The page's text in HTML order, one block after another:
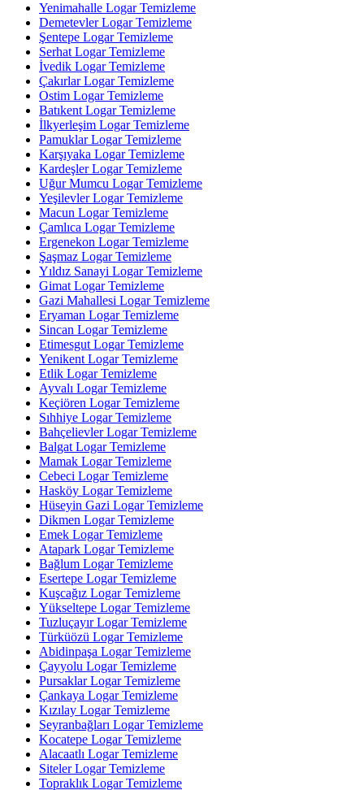
Yenimahalle Logar Temizleme
Demetevler Logar Temizleme
Şentepe Logar Temizleme
Serhat Logar Temizleme
İvedik Logar Temizleme
Çakırlar Logar Temizleme
Ostim Logar Temizleme
Batıkent Logar Temizleme
İlkyerleşim Logar Temizleme
Pamuklar Logar Temizleme
Karşıyaka Logar Temizleme
Kardeşler Logar Temizleme
Uğur Mumcu Logar Temizleme
Yeşilevler Logar Temizleme
Macun Logar Temizleme
Çamlıca Logar Temizleme
Ergenekon Logar Temizleme
Şaşmaz Logar Temizleme
Yıldız Sanayi Logar Temizleme
Gimat Logar Temizleme
Gazi Mahallesi Logar Temizleme
Eryaman Logar Temizleme
Sincan Logar Temizleme
Etimesgut Logar Temizleme
Yenikent Logar Temizleme
Etlik Logar Temizleme
Ayvalı Logar Temizleme
Keçiören Logar Temizleme
Sıhhiye Logar Temizleme
Bahçelievler Logar Temizleme
Balgat Logar Temizleme
Mamak Logar Temizleme
Cebeci Logar Temizleme
Hasköy Logar Temizleme
Hüseyin Gazi Logar Temizleme
Dikmen Logar Temizleme
Emek Logar Temizleme
Atapark Logar Temizleme
Bağlum Logar Temizleme
Esertepe Logar Temizleme
Kuşcağız Logar Temizleme
Yükseltepe Logar Temizleme
Tuzluçayır Logar Temizleme
Türküözü Logar Temizleme
Abidinpaşa Logar Temizleme
Çayyolu Logar Temizleme
Pursaklar Logar Temizleme
Çankaya Logar Temizleme
Kızılay Logar Temizleme
Seyranbağları Logar Temizleme
Kocatepe Logar Temizleme
Alacaatlı Logar Temizleme
Siteler Logar Temizleme
Topraklık Logar Temizleme